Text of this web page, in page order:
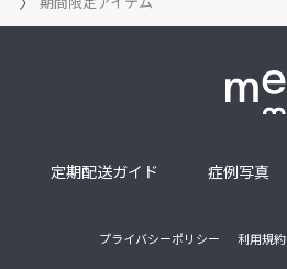
定期配送ガイド 症例写真
プライバシーポリシー 利用規約